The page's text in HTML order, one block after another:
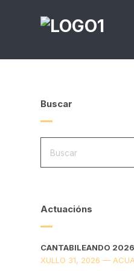
Buscar
Actuacións
CANTABILEANDO 2026
XULLO 31, 2026 —